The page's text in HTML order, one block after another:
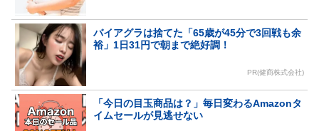
バイアグラは捨てた「65歳が45分で3回戦も余
裕」1日31円で朝まで絶好調！
PR(健商株式会社)
「今日の目玉商品は？」毎日変わるAmazonタ
イムセールが見逃せない